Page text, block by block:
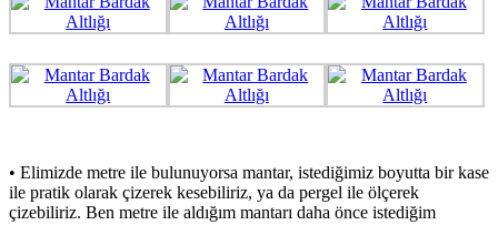
• Elimizde metre ile bulunuyorsa mantar, istediğimiz boyutta bir kase
ile pratik olarak çizerek kesebiliriz, ya da pergel ile ölçerek
çizebiliriz. Ben metre ile aldığım mantarı daha önce istediğim